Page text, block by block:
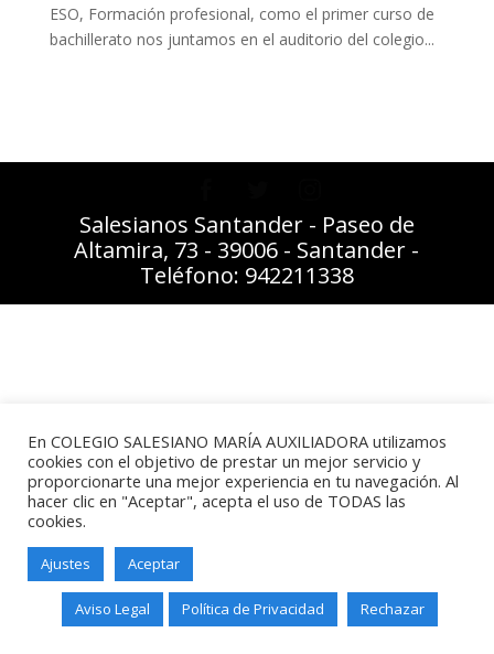
ESO, Formación profesional, como el primer curso de
bachillerato nos juntamos en el auditorio del colegio...
Salesianos Santander - Paseo de
Altamira, 73 - 39006 - Santander -
Teléfono: 942211338
En COLEGIO SALESIANO MARÍA AUXILIADORA utilizamos
cookies con el objetivo de prestar un mejor servicio y
proporcionarte una mejor experiencia en tu navegación. Al
hacer clic en "Aceptar", acepta el uso de TODAS las
cookies.
Ajustes Aceptar
Aviso Legal Política de Privacidad Rechazar